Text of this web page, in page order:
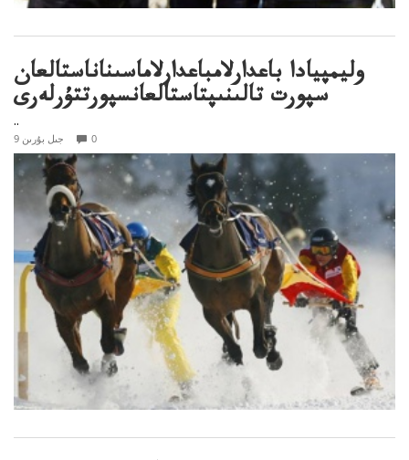
وليمپيادا باعدارلامباعدارلاماسىناناستالعان
سپورت تالىنىپتاستالعانسپورتتۇرلەرى
..
9 جىل بۇرىن 0